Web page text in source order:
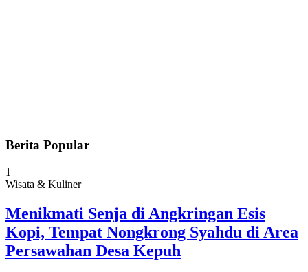
Berita Popular
1
Wisata & Kuliner
Menikmati Senja di Angkringan Esis
Kopi, Tempat Nongkrong Syahdu di Area
Persawahan Desa Kepuh